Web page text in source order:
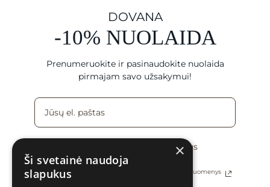
DOVANA
-10% NUOLAIDA
Prenumeruokite ir pasinaudokite nuolaida
pirmajam savo užsakymui!
Sutinku gauti naujienas ir specialius
pasiūlymus el. paštu
Daugiau informacijos apie tai, kaip tvarkomi Jūsų duomenys
×
Ši svetainė naudoja
slapukus